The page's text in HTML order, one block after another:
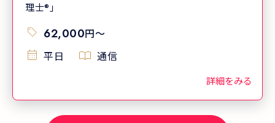
理士®」
62,000円〜
平日
通信
詳細をみる